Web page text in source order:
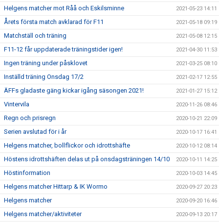
Helgens matcher mot Råå och Eskilsminne 2021-05-23 14:11
Årets första match avklarad för F11 2021-05-18 09:19
Matchställ och träning 2021-05-08 12:15
F11-12 får uppdaterade träningstider igen! 2021-04-30 11:53
Ingen träning under påsklovet 2021-03-25 08:10
Inställd träning Onsdag 17/2 2021-02-17 12:55
ÄFFs gladaste gäng kickar igång säsongen 2021! 2021-01-27 15:12
Vintervila 2020-11-26 08:46
Regn och prisregn 2020-10-21 22:09
Serien avslutad för i år 2020-10-17 16:41
Helgens matcher, bollflickor och idrottshäfte 2020-10-12 08:14
Höstens idrottshäften delas ut på onsdagsträningen 14/10 2020-10-11 14:25
Höstinformation 2020-10-03 14:45
Helgens matcher Hittarp & IK Wormo 2020-09-27 20:23
Helgens matcher 2020-09-20 16:46
Helgens matcher/aktiviteter 2020-09-13 20:17